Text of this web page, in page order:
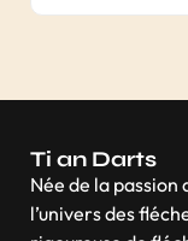
Ti an Darts
Née de la passion
l’univers des